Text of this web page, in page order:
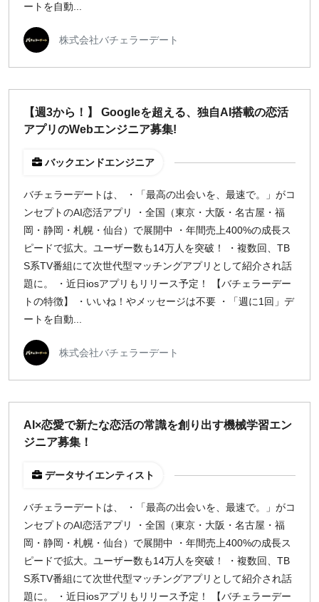
ートを自動...
株式会社バチェラーデート
【週3から！】 Googleを超える、独自AI搭載の恋活
アプリのWebエンジニア募集!
バックエンドエンジニア
バチェラーデートは、 ・「最高の出会いを、最速で。」がコ
ンセプトのAI恋活アプリ ・全国（東京・大阪・名古屋・福
岡・静岡・札幌・仙台）で展開中 ・年間売上400%の成長ス
ピードで拡大。ユーザー数も14万人を突破！ ・複数回、TB
S系TV番組にて次世代型マッチングアプリとして紹介され話
題に。 ・近日iosアプリもリリース予定！ 【バチェラーデー
トの特徴】 ・いいね！やメッセージは不要 ・「週に1回」デ
ートを自動...
株式会社バチェラーデート
AI×恋愛で新たな恋活の常識を創り出す機械学習エン
ジニア募集！
データサイエンティスト
バチェラーデートは、 ・「最高の出会いを、最速で。」がコ
ンセプトのAI恋活アプリ ・全国（東京・大阪・名古屋・福
岡・静岡・札幌・仙台）で展開中 ・年間売上400%の成長ス
ピードで拡大。ユーザー数も14万人を突破！ ・複数回、TB
S系TV番組にて次世代型マッチングアプリとして紹介され話
題に。 ・近日iosアプリもリリース予定！ 【バチェラーデー